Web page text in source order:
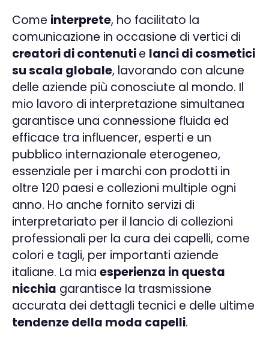
Come interprete, ho facilitato la
comunicazione in occasione di vertici di
creatori di contenutie lanci di cosmetici
su scala globale, lavorando con alcune
delle aziende più conosciute al mondo. Il
mio lavoro di interpretazione simultanea
garantisce una connessione fluida ed
efficace tra influencer, esperti e un
pubblico internazionale eterogeneo,
essenziale per i marchi con prodotti in
oltre 120 paesi e collezioni multiple ogni
anno. Ho anche fornito servizi di
interpretariato per il lancio di collezioni
professionali per la cura dei capelli, come
colori e tagli, per importanti aziende
italiane. La mia esperienza in questa
nicchia garantisce la trasmissione
accurata dei dettagli tecnici e delle ultime
tendenze della moda capelli.